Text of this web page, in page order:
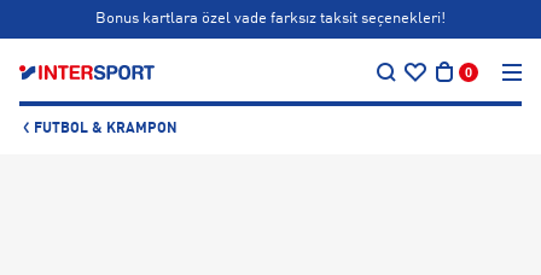
Bonus kartlara özel vade farksız taksit seçenekleri!
0
FUTBOL & KRAMPON